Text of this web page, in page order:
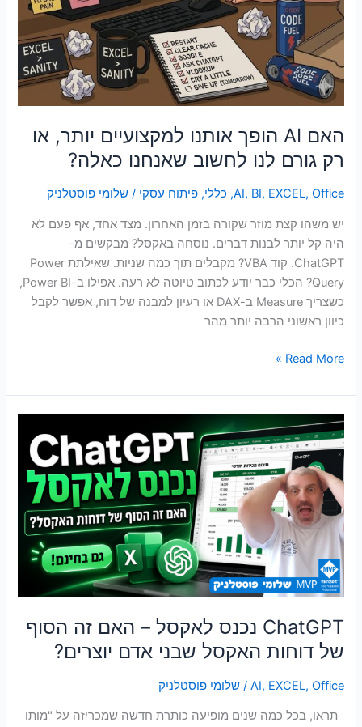
האם AI הופך אותנו למקצועיים יותר, או
רק גורם לנו לחשוב שאנחנו כאלה?
AI, BI, EXCEL, Office
, כללי,פיתוח עסקי /שלומי פוסטלניק
יש משהו קצת מוזר שקורה בזמן האחרון. מצד אחד, אף פעם לא
היה קל יותר לבנות דברים. נוסחה באקסל? מבקשים מ-
ChatGPT. קוד VBA? מקבלים תוך כמה שניות. שאילתת Power
Query? הכלי כבר יודע לכתוב טיוטה לא רעה. אפילו ב-Power BI,
כשצריך Measure ב-DAX או רעיון למבנה של דוח, אפשר לקבל
כיוון ראשוני הרבה יותר מהר
Read More »
ChatGPT נכנס לאקסל – האם זה הסוף
של דוחות האקסל שבני אדם יוצרים?
AI, EXCEL, Office
/שלומי פוסטלניק
תראו, בכל כמה שנים מופיעה כותרת חדשה שמכריזה על "מותו
ChatGPT
נכנס
לאקסל
–
האם
זה
הסוף
של
דוחות
האקסל
שבני
אדם
יוצרים?